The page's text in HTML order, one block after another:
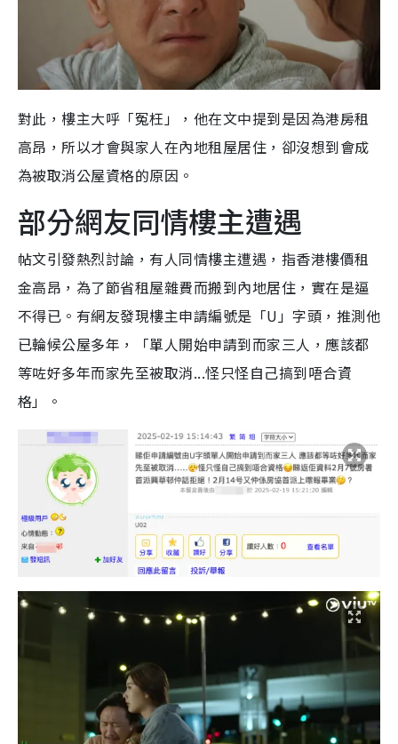
對此，樓主大呼「冤枉」，他在文中提到是因為港房租
高昂，所以才會與家人在內地租屋居住，卻沒想到會成
為被取消公屋資格的原因。
部分網友同情樓主遭遇
帖文引發熱烈討論，有人同情樓主遭遇，指香港樓價租
金高昂，為了節省租屋雜費而搬到內地居住，實在是逼
不得已。有網友發現樓主申請編號是「U」字頭，推測他
已輪候公屋多年，「單人開始申請到而家三人，應該都
等咗好多年而家先至被取消...怪只怪自己搞到唔合資
格」。